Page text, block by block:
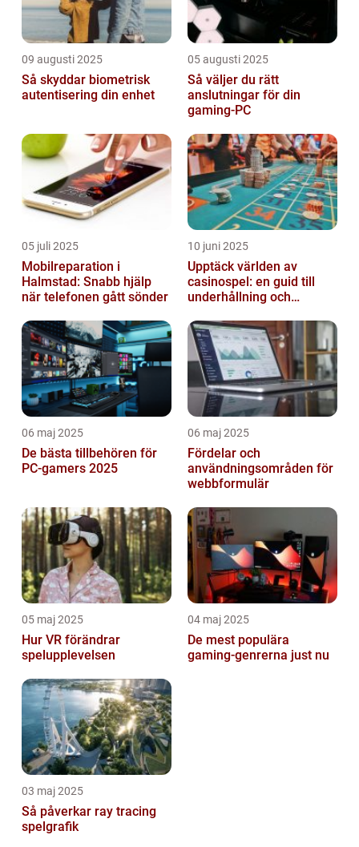
09 augusti 2025
Så skyddar biometrisk
autentisering din enhet
05 augusti 2025
Så väljer du rätt
anslutningar för din
gaming-PC
05 juli 2025
Mobilreparation i
Halmstad: Snabb hjälp
när telefonen gått sönder
10 juni 2025
Upptäck världen av
casinospel: en guid till
underhållning och
06 maj 2025
De bästa tillbehören för
PC-gamers 2025
06 maj 2025
Fördelar och
användningsområden för
webbformulär
05 maj 2025
Hur VR förändrar
spelupplevelsen
04 maj 2025
De mest populära
gaming-genrerna just nu
03 maj 2025
Så påverkar ray tracing
spelgrafik